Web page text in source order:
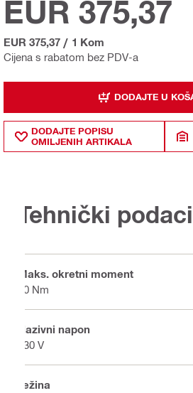
Cijena s rabatom bez PDV-a
EUR 375,37
EUR 375,37 / 1 Kom
DODAJTE U
DODAJTE POPISU
OMILJENIH ARTIKALA
Tehnički podaci
Maks. okretni moment
10 Nm
Nazivni napon
230 V
Težina